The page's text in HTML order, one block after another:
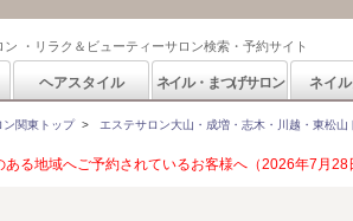
ン ・リラク＆ビューティーサロン検索・予約サイト
ヘアスタイル ネイル・まつげサロン ネイ
ン関東トップ> エステサロン大山・成増・志木・川越・東松山
る地域へご予約されているお客様へ（2026年7月28